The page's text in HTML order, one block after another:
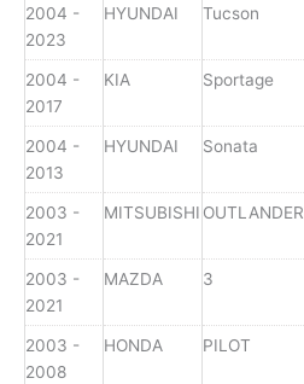
2004 -
2023
HYUNDAI Tucson
2004 -
2017
KIA Sportage
2004 -
2013
HYUNDAI Sonata
2003 -
2021
MITSUBISHI OUTLANDER
2003 -
2021
MAZDA 3
2003 -
2008
HONDA PILOT